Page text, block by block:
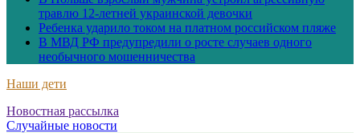
травлю 12-летней украинской девочки
Ребенка ударило током на платном российском пляже
В МВД РФ предупредили о росте случаев одного
необычного мошенничества
Наши дети
Новостная рассылка
Случайные новости